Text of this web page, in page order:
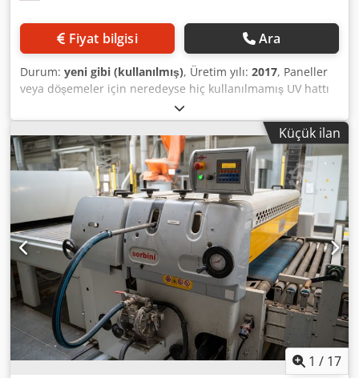
Fiyat bilgisi Ara
Durum: yeni gibi (kullanılmış), Üretim yılı: 2017, Paneller
veya döşemeler için neredeyse hiç kullanılmamış UV hattı
Küçük ilan
1 / 17